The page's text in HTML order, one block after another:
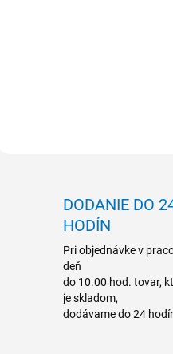
DODANIE DO
HODÍN
Pri objednávke v
deň
do 10.00 hod. tovar,
je skladom,
dodávame do 24